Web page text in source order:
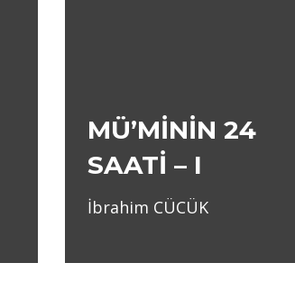
MÜ’MİNİN 24
SAATİ – I
İbrahim CÜCÜK